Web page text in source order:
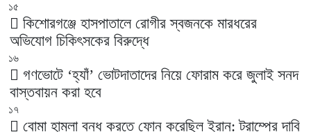
১৫
কিশোরগঞ্জে হাসপাতালে রোগীর স্বজনকে মারধরের
অভিযোগ চিকিৎসকের বিরুদ্ধে
১৬
গণভোটে ‘হ্যাঁ’ ভোটদাতাদের নিয়ে ফোরাম করে জুলাই সনদ
বাস্তবায়ন করা হবে
১৭
বোমা হামলা বন্ধ করতে ফোন করেছিল ইরান: ট্রাম্পের দাবি